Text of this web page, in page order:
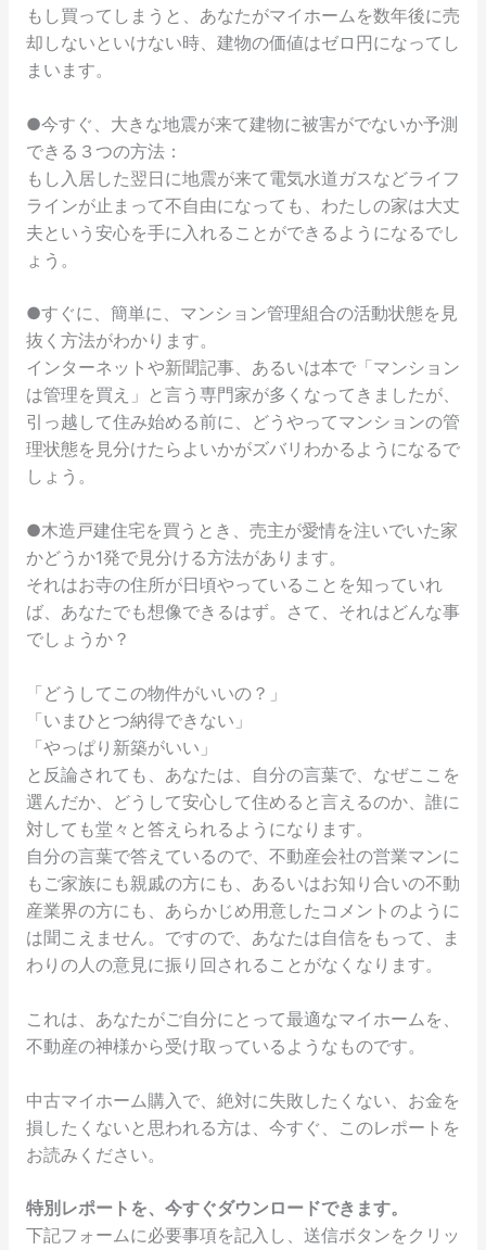
もし買ってしまうと、あなたがマイホームを数年後に売
却しないといけない時、建物の価値はゼロ円になってし
まいます。
●今すぐ、大きな地震が来て建物に被害がでないか予測
できる３つの方法：
もし入居した翌日に地震が来て電気水道ガスなどライフ
ラインが止まって不自由になっても、わたしの家は大丈
夫という安心を手に入れることができるようになるでし
ょう。
●すぐに、簡単に、マンション管理組合の活動状態を見
抜く方法がわかります。
インターネットや新聞記事、あるいは本で「マンション
は管理を買え」と言う専門家が多くなってきましたが、
引っ越して住み始める前に、どうやってマンションの管
理状態を見分けたらよいかがズバリわかるようになるで
しょう。
●木造戸建住宅を買うとき、売主が愛情を注いでいた家
かどうか1発で見分ける方法があります。
それはお寺の住所が日頃やっていることを知っていれ
ば、あなたでも想像できるはず。さて、それはどんな事
でしょうか？
「どうしてこの物件がいいの？」
「いまひとつ納得できない」
「やっぱり新築がいい」
と反論されても、あなたは、自分の言葉で、なぜここを
選んだか、どうして安心して住めると言えるのか、誰に
対しても堂々と答えられるようになります。
自分の言葉で答えているので、不動産会社の営業マンに
もご家族にも親戚の方にも、あるいはお知り合いの不動
産業界の方にも、あらかじめ用意したコメントのように
は聞こえません。ですので、あなたは自信をもって、ま
わりの人の意見に振り回されることがなくなります。
これは、あなたがご自分にとって最適なマイホームを、
不動産の神様から受け取っているようなものです。
中古マイホーム購入で、絶対に失敗したくない、お金を
損したくないと思われる方は、今すぐ、このレポートを
お読みください。
特別レポートを、今すぐダウンロードできます。
下記フォームに必要事項を記入し、送信ボタンをクリッ